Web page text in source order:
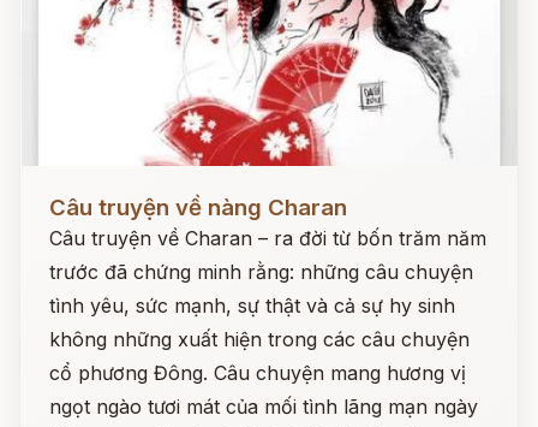
Câu truyện về nàng Charan
Câu truyện về Charan – ra đời từ bốn trăm năm
trước đã chứng minh rằng: những câu chuyện
tình yêu, sức mạnh, sự thật và cả sự hy sinh
không những xuất hiện trong các câu chuyện
cổ phương Đông. Câu chuyện mang hương vị
ngọt ngào tươi mát của mối tình lãng mạn ngày